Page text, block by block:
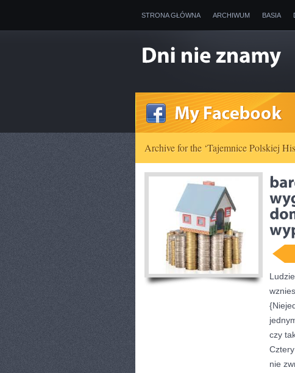
STRONA GŁÓWNA ARCHIWUM BASIA
Archive for the ‘Tajemnice Polskiej
czy
nie